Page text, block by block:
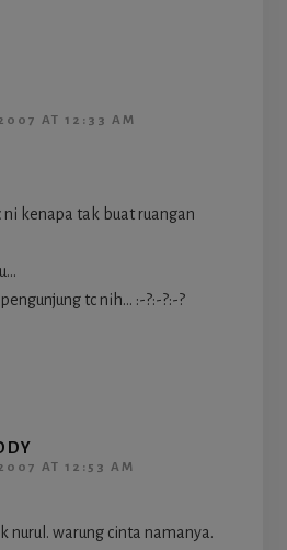
AT 12:33 AM
kenapa tak buat ruangan
tc nih… :-?:-?:-?
AT 12:53 AM
nurul. warung cinta namanya.